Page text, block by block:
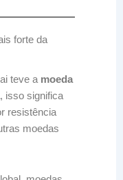
forte da
teve a moeda
, isso significa
resistência
moedas